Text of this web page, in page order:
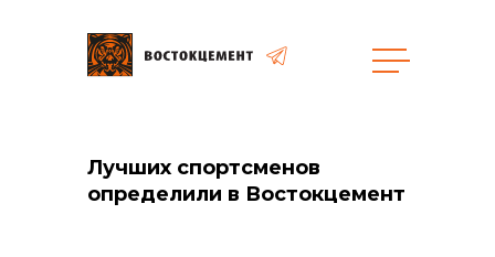
Лучших спортсменов
определили в Востокцемент